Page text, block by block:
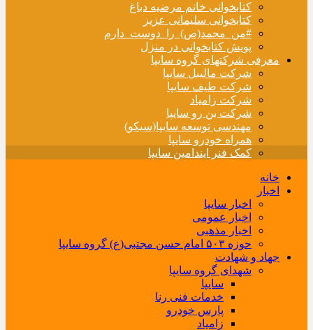
کتابخوانی خانم مرضیه دباغ
کتابخوانی سلیمانی عزیز
#من_محمد(ص)_را_دوست_دارم
پویش کتابخوانی در منزل
معرفی شرکتهای گروه سایپا
شرکت مالیبل سایپا
شرکت طیف سایپا
شرکت زامیاد
شرکت بن رو سایپا
مهندسی توسعه سایپا(سیکو)
همراه خودرو سایپا
کمک فنر ایندامین سایپا
خانه
اخبار
اخبار سایپا
اخبار عمومی
اخبار مذهبی
حوزه ۵۰۳ امام حسن مجتبی(ع) گروه سایپا
جهاد و شهادت
شهدای گروه سایپا
سایپا
خدمات فنی رنا
پارس خودرو
زامیاد